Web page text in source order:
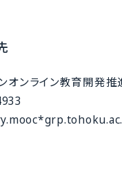
オンライン教育開発推